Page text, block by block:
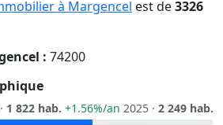
à Margencel est de3326
: 74200
1 822 hab. +1.56%/an 2025 · 2 249 hab.